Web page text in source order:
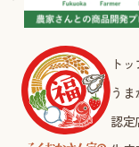
ト
う
認定